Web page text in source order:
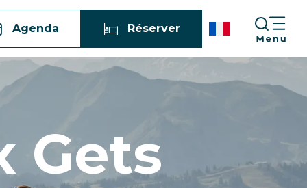
Agenda Réserver
Gets